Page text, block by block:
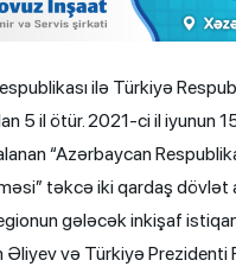
ilə Türkiyə
5 il ötür. 2021-ci il iyunun
“Azərbaycan
təkcə iki qardaş dövlət
gələcək inkişaf
Əliyev və Türkiyə